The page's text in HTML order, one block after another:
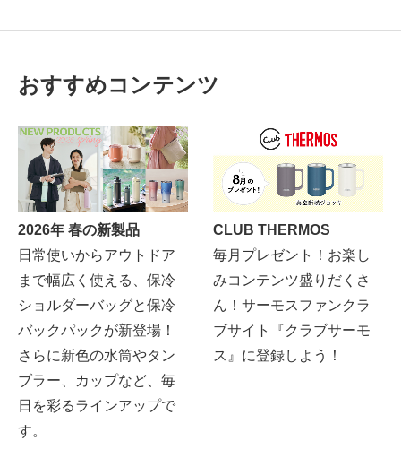
おすすめコンテンツ
2026年 春の新製品
日常使いからアウトドア
まで幅広く使える、保冷
ショルダーバッグと保冷
バックパックが新登場！
さらに新色の水筒やタン
ブラー、カップなど、毎
日を彩るラインアップで
す。
CLUB THERMOS
毎月プレゼント！お楽し
みコンテンツ盛りだくさ
ん！サーモスファンクラ
ブサイト『クラブサーモ
ス』に登録しよう！